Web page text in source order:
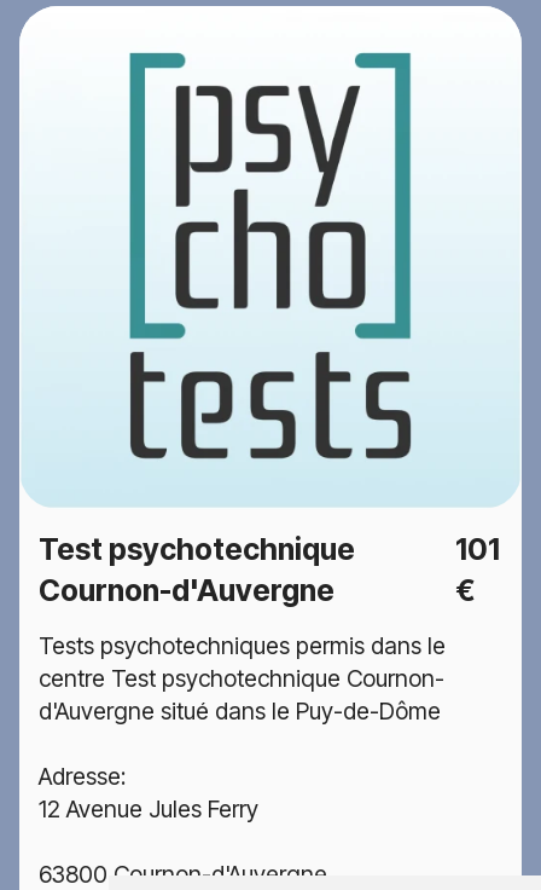
Test psychotechnique
Cournon-d'Auvergne
101
€
Tests psychotechniques permis dans le
centre Test psychotechnique Cournon-
d'Auvergne situé dans le Puy-de-Dôme
Adresse:
12 Avenue Jules Ferry
63800 Cournon-d'Auvergne